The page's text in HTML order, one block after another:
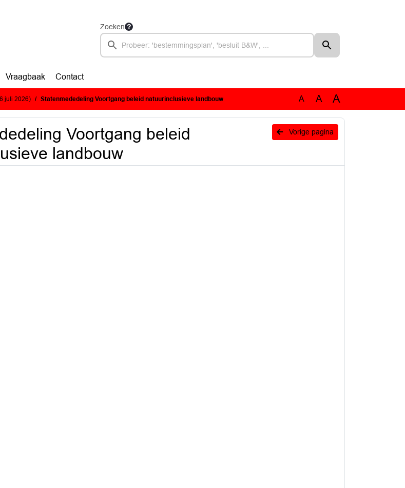
Zoeken
Vraagbaak Contact
juli 2026) Statenmededeling Voortgang beleid natuurinclusieve landbouw A A A
Vorige pagina
Voortgang beleid
landbouw